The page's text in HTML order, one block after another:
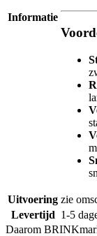
Informatie
Uitvoering zie
Levertijd 1-5
Daarom